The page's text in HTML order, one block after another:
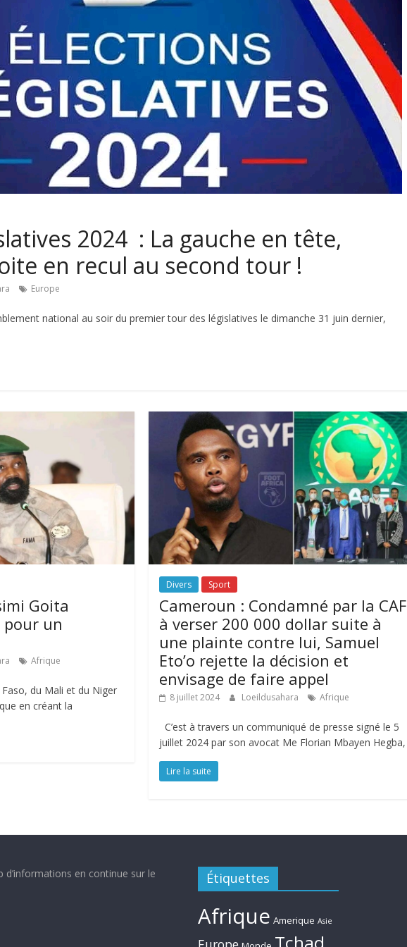
2024 : La gauche en tête,
en recul au second tour !
Europe
national au soir du premier tour des législatives le dimanche 31 juin dernier,
Goita
un
Afrique
Faso, du Mali et du Niger
en créant la
Divers Sport
Cameroun : Condamné par la CAF
à verser 200 000 dollar suite à
une plainte contre lui, Samuel
Eto’o rejette la décision et
envisage de faire appel
8 juillet 2024 Loeildusahara Afrique
C’est à travers un communiqué de presse signé le 5
juillet 2024 par son avocat Me Florian Mbayen Hegba,
Lire la suite
d’informations en continue sur le
Étiquettes
Afrique Amerique Asie